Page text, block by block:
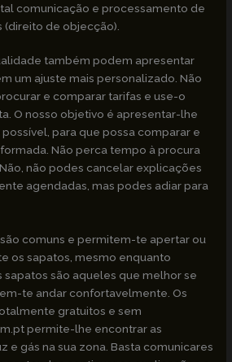
comunicação e processamento de
(direito de objecção).
também podem apresentar
um ajuste mais personalizado. Não
e comparar tarifas e use-o
O nosso objetivo é apresentar-lhe
para que possa comparar e
Não perca tempo à procura
não podes cancelar explicações
agendadas, mas podes adiar para
comuns e permitem-te apertar ou
os sapatos, mesmo enquanto
sapatos são aqueles que melhor se
te andar confortavelmente. Os
gratuitos e sem
permite-lhe encontrar as
e gás na sua zona. Basta comunicares